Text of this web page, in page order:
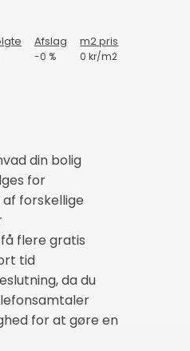
Afslag m2 pris
-0 % 0 kr/m2
din bolig
for
forskellige
flere gratis
tid
da du
for at gøre en